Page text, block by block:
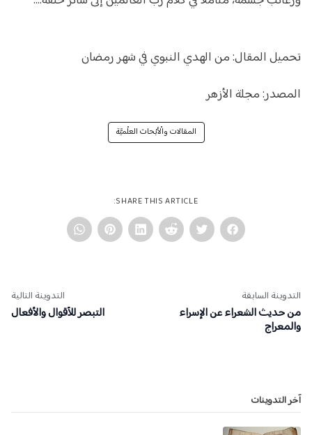
تحميل المقال:من الهدي النبوي في شهر رمضان
المصدر:مجلة الأزهر
المقالات والْأبْحاث العلْميَّة
SHARE THIS ARTICLE:
التدوينة السابقة
من حديث الشعراء عن الإسراء
والمعراج
التدوينة التالية
التبصر للأقوال والأفعال
آخر التدوينات